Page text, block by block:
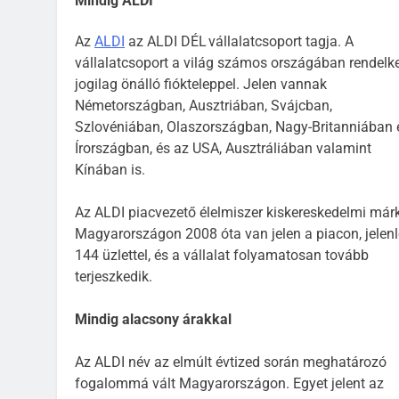
Az ALDI az ALDI DÉL vállalatcsoport tagja. A
vállalatcsoport a világ számos országában
jogilag önálló fiókteleppel. Jelen vannak
Németországban, Ausztriában, Svájcban,
Szlovéniában, Olaszországban, Nagy-Britanniában
Írországban, és az USA, Ausztráliában valamint
Kínában is.
Az ALDI piacvezető élelmiszer kiskereskedelmi
Magyarországon 2008 óta van jelen a piacon,
144 üzlettel, és a vállalat folyamatosan tovább
terjeszkedik.
Mindig alacsony árakkal
Az ALDI név az elmúlt évtized során meghatározó
fogalommá vált Magyarországon. Egyet jelent az